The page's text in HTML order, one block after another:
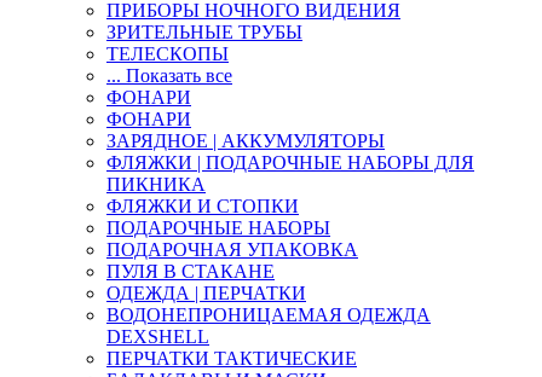
ПРИБОРЫ НОЧНОГО ВИДЕНИЯ
ЗРИТЕЛЬНЫЕ ТРУБЫ
ТЕЛЕСКОПЫ
... Показать все
ФОНАРИ
ФОНАРИ
ЗАРЯДНОЕ | АККУМУЛЯТОРЫ
ФЛЯЖКИ | ПОДАРОЧНЫЕ НАБОРЫ ДЛЯ
ПИКНИКА
ФЛЯЖКИ И СТОПКИ
ПОДАРОЧНЫЕ НАБОРЫ
ПОДАРОЧНАЯ УПАКОВКА
ПУЛЯ В СТАКАНЕ
ОДЕЖДА | ПЕРЧАТКИ
ВОДОНЕПРОНИЦАЕМАЯ ОДЕЖДА
DEXSHELL
ПЕРЧАТКИ ТАКТИЧЕСКИЕ